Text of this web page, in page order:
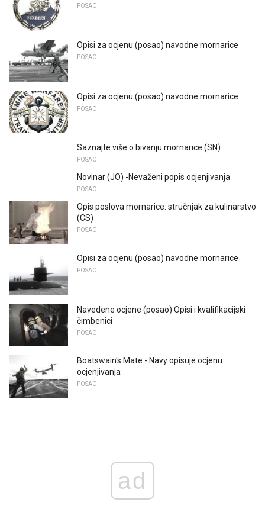
POSAO
Opisi za ocjenu (posao) navodne mornarice
POSAO
Opisi za ocjenu (posao) navodne mornarice
POSAO
Saznajte više o bivanju mornarice (SN)
POSAO
Novinar (JO) -Nevaženi popis ocjenjivanja
POSAO
Opis poslova mornarice: stručnjak za kulinarstvo
(CS)
POSAO
Opisi za ocjenu (posao) navodne mornarice
POSAO
Navedene ocjene (posao) Opisi i kvalifikacijski
čimbenici
POSAO
Boatswain's Mate - Navy opisuje ocjenu
ocjenjivanja
POSAO
ad